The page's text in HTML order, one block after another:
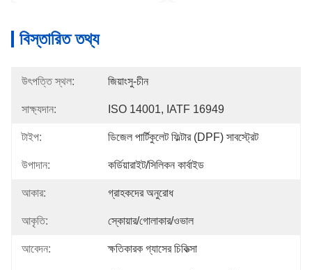
বিস্তারিত তথ্য
উৎপত্তি স্থল: জিয়াংসু-চীন
সাক্ষ্যদান: ISO 14001, IATF 16949
টাইপ: ডিজেল পার্টিকুলেট ফিল্টার (DPF) সাবস্ট্রেট
উপাদান: কর্ডিয়ারাইট/সিলিকন কার্বাইড
আকার: গ্রাহকদের অনুরোধ
আকৃতি: স্কোয়ার/গোলাকার/ওভাল
আবেদন: ক্ষতিকারক গ্যাসের চিকিত্সা